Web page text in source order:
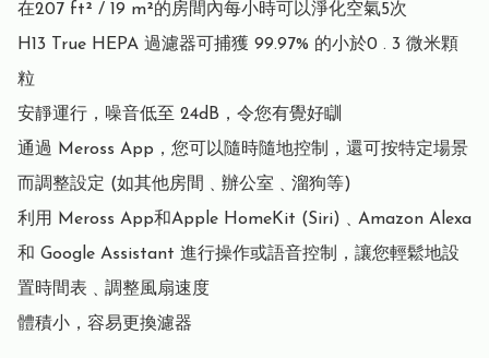
在207 ft² / 19 m²的房間內每小時可以淨化空氣5次
H13 True HEPA 過濾器可捕獲 99.97% 的小於0 . 3 微米顆
粒
安靜運行，噪音低至 24dB，令您有覺好瞓
通過 Meross App，您可以隨時隨地控制，還可按特定場景
而調整設定 (如其他房間﹑辦公室﹑溜狗等)
利用 Meross App和Apple HomeKit (Siri)﹑Amazon Alexa
和 Google Assistant 進行操作或語音控制，讓您輕鬆地設
置時間表﹑調整風扇速度
體積小，容易更換濾器